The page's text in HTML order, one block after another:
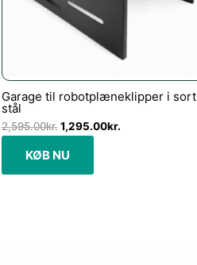
Garage til robotplæneklipper i sort
stål
2,595.00kr. 1,295.00kr.
KØB NU